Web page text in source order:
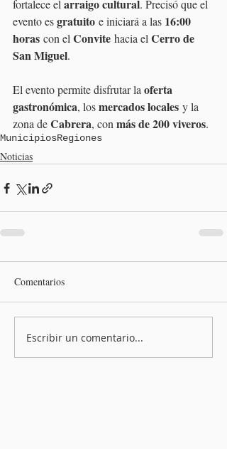
fortalece el arraigo cultural. Precisó que el
evento es gratuito e iniciará a las 16:00
horas con el Convite hacia el Cerro de
San Miguel.
El evento permite disfrutar la oferta
gastronómica, los mercados locales y la
zona de Cabrera, con más de 200 viveros.
MunicipiosRegiones
Noticias
Comentarios
Escribir un comentario...